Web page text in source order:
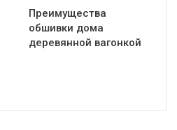
Преимущества
обшивки дома
деревянной вагонкой